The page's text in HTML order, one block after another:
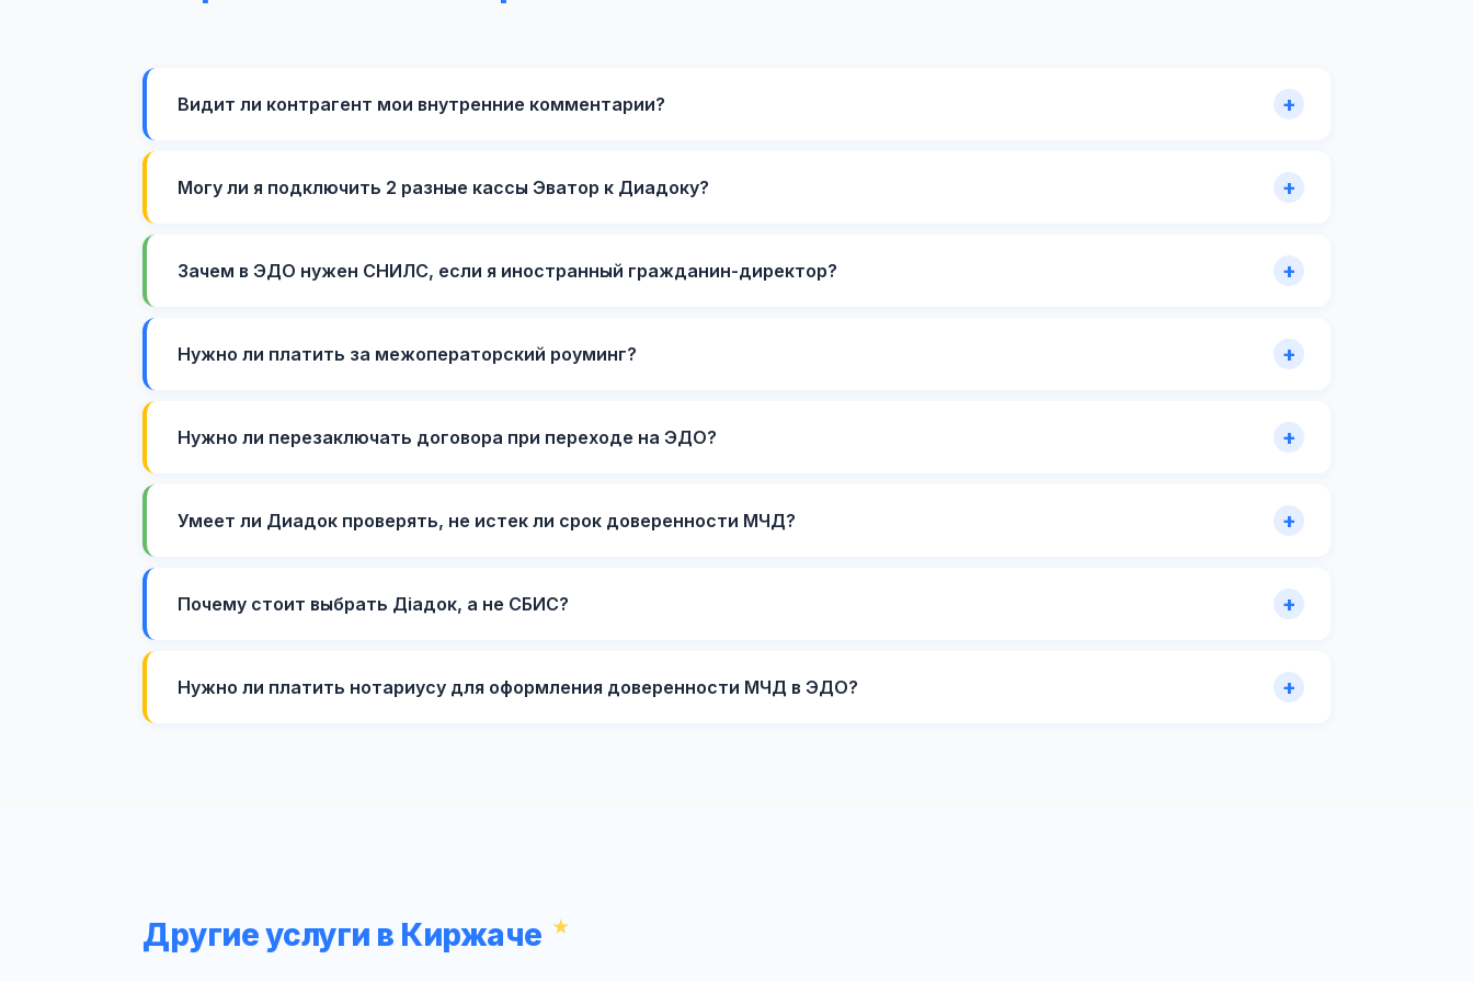
Видит ли контрагент мои внутренние комментарии?
Могу ли я подключить 2 разные кассы Эватор к Диадоку?
Зачем в ЭДО нужен СНИЛС, если я иностранный гражданин-директор?
Нужно ли платить за межоператорский роуминг?
Нужно ли перезаключать договора при переходе на ЭДО?
Умеет ли Диадок проверять, не истек ли срок доверенности МЧД?
Почему стоит выбрать Діадок, а не СБИС?
Нужно ли платить нотариусу для оформления доверенности МЧД в ЭДО?
Другие услуги в Киржаче